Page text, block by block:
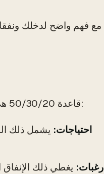
مع فهم واضح لدخلك
قاعدة 50/30/20 هي طريقة بسيطة لوضع الميزانية تقوم بتخصيص دخلك إلى ثلاث فئات:
50% احتياجات: يشمل ذلك
30% رغبات: يغطي ذلك الإنفاق